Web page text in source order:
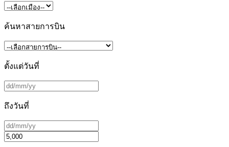
ค้นหาสายการบิน
ตั้งแต่วันที่
ถึงวันที่